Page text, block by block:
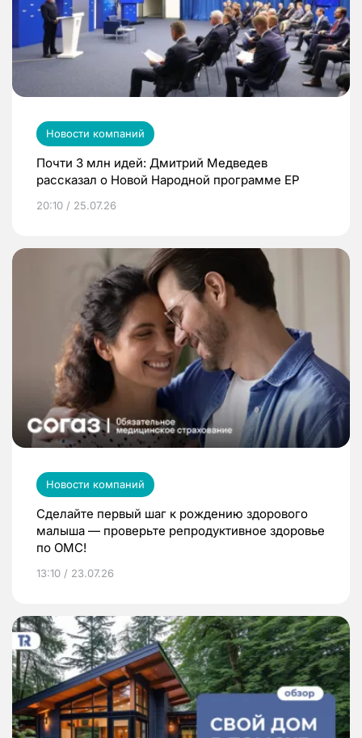
Новости компаний
Почти 3 млн идей: Дмитрий Медведев
рассказал о Новой Народной программе ЕР
20:10 / 25.07.26
Новости компаний
Сделайте первый шаг к рождению здорового
малыша — проверьте репродуктивное здоровье
по ОМС!
13:10 / 23.07.26